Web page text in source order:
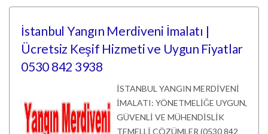
İstanbul Yangın Merdiveni İmalatı |
Ücretsiz Keşif Hizmeti ve Uygun Fiyatlar
0530 842 3938
İSTANBUL YANGIN MERDİVENİ
İMALATI: YÖNETMELİĞE UYGUN,
GÜVENLİ VE MÜHENDİSLİK
TEMELLİ ÇÖZÜMLER (0530 842